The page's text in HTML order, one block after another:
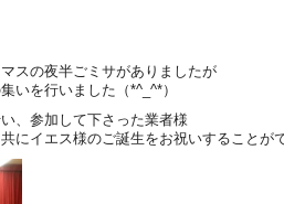
スの夜半ごミサがありましたが
いを行いました（*^_^*）
、参加して下さった業者様
にイエス様のご誕生をお祝いすることが